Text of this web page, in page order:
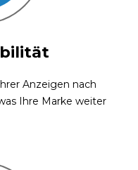
Anzeigen nach
Ihre Marke weiter